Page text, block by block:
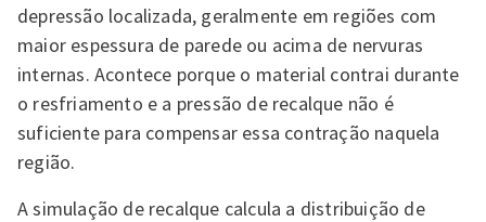
depressão localizada, geralmente em regiões com
maior espessura de parede ou acima de nervuras
internas. Acontece porque o material contrai durante
o resfriamento e a pressão de recalque não é
suficiente para compensar essa contração naquela
região.
A simulação de recalque calcula a distribuição de